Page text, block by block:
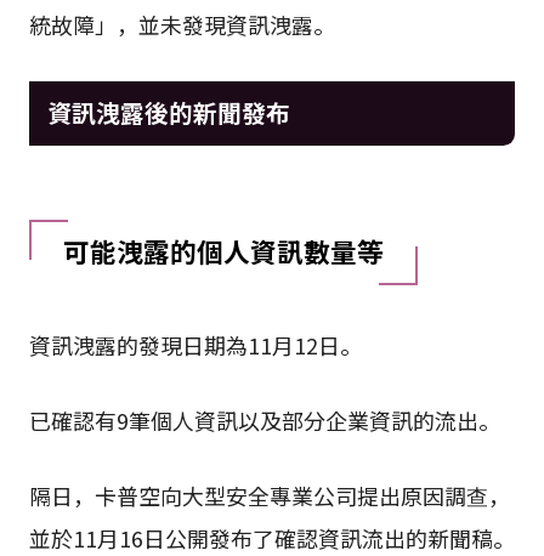
統故障」，並未發現資訊洩露。
資訊洩露後的新聞發布
可能洩露的個人資訊數量等
資訊洩露的發現日期為11月12日。
已確認有9筆個人資訊以及部分企業資訊的流出。
隔日，卡普空向大型安全專業公司提出原因調查，
並於11月16日公開發布了確認資訊流出的新聞稿。